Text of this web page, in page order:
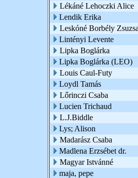
Lékáné Lehoczki Alice
Lendik Erika
Leskóné Borbély
Lintényi Levente
Lipka Boglárka
Lipka Boglárka (LEO)
Louis Caul-Futy
Loydl Tamás
Lőrinczi Csaba
Lucien Trichaud
L.J.Biddle
Lys; Alison
Madarász Csaba
Madlena Erzsébet dr.
Magyar Istvánné
maja, pepe